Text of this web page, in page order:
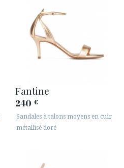
Fantine
240 €
Sandales à talons moyens en cuir
métallisé doré